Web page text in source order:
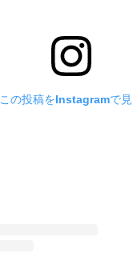
この投稿をInstagramで見